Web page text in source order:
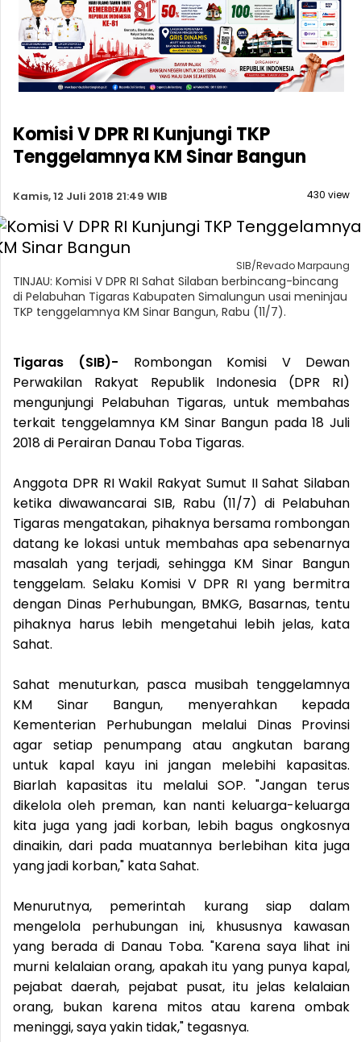
Komisi V DPR RI Kunjungi TKP
Tenggelamnya KM Sinar Bangun
Kamis, 12 Juli 2018 21:49 WIB 430 view
SIB/Revado Marpaung
TINJAU: Komisi V DPR RI Sahat Silaban berbincang-bincang
di Pelabuhan Tigaras Kabupaten Simalungun usai meninjau
TKP tenggelamnya KM Sinar Bangun, Rabu (11/7).
Tigaras (SIB)- Rombongan Komisi V Dewan
Perwakilan Rakyat Republik Indonesia (DPR RI)
mengunjungi Pelabuhan Tigaras, untuk membahas
terkait tenggelamnya KM Sinar Bangun pada 18 Juli
2018 di Perairan Danau Toba Tigaras.
Anggota DPR RI Wakil Rakyat Sumut II Sahat Silaban
ketika diwawancarai SIB, Rabu (11/7) di Pelabuhan
Tigaras mengatakan, pihaknya bersama rombongan
datang ke lokasi untuk membahas apa sebenarnya
masalah yang terjadi, sehingga KM Sinar Bangun
tenggelam. Selaku Komisi V DPR RI yang bermitra
dengan Dinas Perhubungan, BMKG, Basarnas, tentu
pihaknya harus lebih mengetahui lebih jelas, kata
Sahat.
Sahat menuturkan, pasca musibah tenggelamnya
KM Sinar Bangun, menyerahkan kepada
Kementerian Perhubungan melalui Dinas Provinsi
agar setiap penumpang atau angkutan barang
untuk kapal kayu ini jangan melebihi kapasitas.
Biarlah kapasitas itu melalui SOP. "Jangan terus
dikelola oleh preman, kan nanti keluarga-keluarga
kita juga yang jadi korban, lebih bagus ongkosnya
dinaikin, dari pada muatannya berlebihan kita juga
yang jadi korban," kata Sahat.
Menurutnya, pemerintah kurang siap dalam
mengelola perhubungan ini, khususnya kawasan
yang berada di Danau Toba. "Karena saya lihat ini
murni kelalaian orang, apakah itu yang punya kapal,
pejabat daerah, pejabat pusat, itu jelas kelalaian
orang, bukan karena mitos atau karena ombak
meninggi, saya yakin tidak," tegasnya.